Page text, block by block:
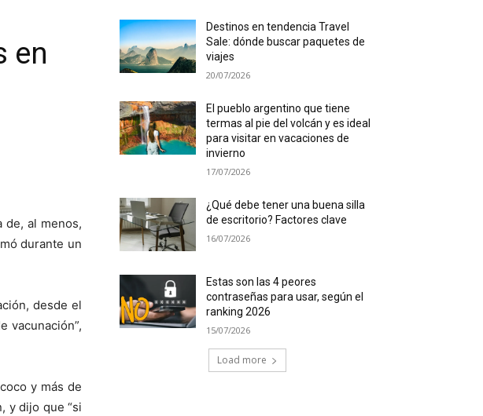
en
de, al menos,
durante un
desde el
vacunación”,
y más de
y dijo que “si
Destinos en tendencia Travel
Sale: dónde buscar paquetes de
viajes
20/07/2026
El pueblo argentino que tiene
termas al pie del volcán y es ideal
para visitar en vacaciones de
invierno
17/07/2026
¿Qué debe tener una buena silla
de escritorio? Factores clave
16/07/2026
Estas son las 4 peores
contraseñas para usar, según el
ranking 2026
15/07/2026
Load more